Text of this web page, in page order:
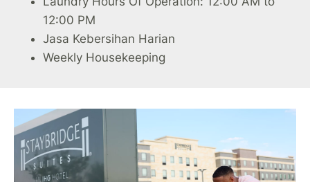
12:00 PM
Jasa Kebersihan Harian
Weekly Housekeeping